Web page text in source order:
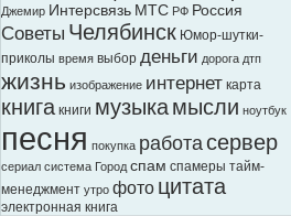
Джемир Интерсвязь МТС РФ Россия
Советы Челябинск Юмор-шутки-
приколы время выбор деньги дорога дтп
жизнь изображение интернет карта
книга книги музыкамысли ноутбук
песня покупка работасервер
сериал система Город спам спамеры тайм-
менеджмент утро фото цитата
электронная книга